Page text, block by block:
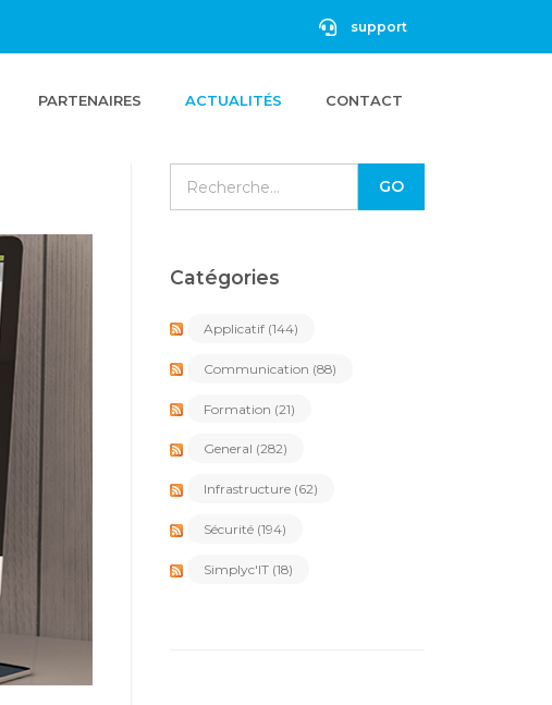
support
PARTENAIRES ACTUALITÉS CONTACT
Catégories
Applicatif (144)
Communication (88)
Formation (21)
General (282)
Infrastructure (62)
Sécurité (194)
Simplyc'IT (18)